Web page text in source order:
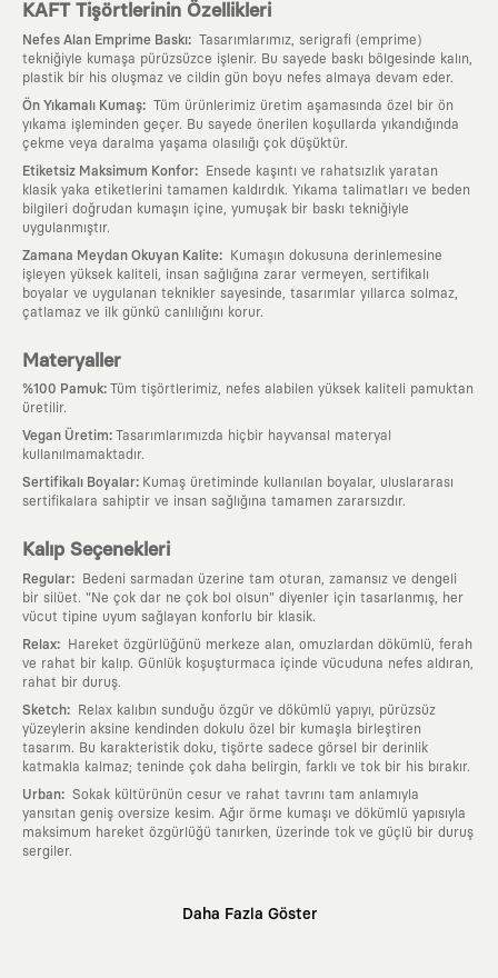
KAFT Tişörtlerinin Özellikleri
Nefes Alan Emprime Baskı: Tasarımlarımız, serigrafi (emprime)
tekniğiyle kumaşa pürüzsüzce işlenir. Bu sayede baskı bölgesinde kalın,
plastik bir his oluşmaz ve cildin gün boyu nefes almaya devam eder.
Ön Yıkamalı Kumaş: Tüm ürünlerimiz üretim aşamasında özel bir ön
yıkama işleminden geçer. Bu sayede önerilen koşullarda yıkandığında
çekme veya daralma yaşama olasılığı çok düşüktür.
Etiketsiz Maksimum Konfor:
Ensede kaşıntı ve rahatsızlık yaratan
klasik yaka etiketlerini tamamen kaldırdık. Yıkama talimatları ve beden
bilgileri doğrudan kumaşın içine, yumuşak bir baskı tekniğiyle
uygulanmıştır.
Zamana Meydan Okuyan Kalite:
Kumaşın dokusuna derinlemesine
işleyen yüksek kaliteli, insan sağlığına zarar vermeyen, sertifikalı
boyalar ve uygulanan teknikler sayesinde, tasarımlar yıllarca solmaz,
çatlamaz ve ilk günkü canlılığını korur.
Materyaller
%100 Pamuk: Tüm tişörtlerimiz, nefes alabilen yüksek kaliteli pamuktan
üretilir.
Vegan Üretim: Tasarımlarımızda hiçbir hayvansal materyal
kullanılmamaktadır.
Sertifikalı Boyalar: Kumaş üretiminde kullanılan boyalar, uluslararası
sertifikalara sahiptir ve insan sağlığına tamamen zararsızdır.
Kalıp Seçenekleri
Regular:
Bedeni sarmadan üzerine tam oturan, zamansız ve dengeli
bir silüet. "Ne çok dar ne çok bol olsun" diyenler için tasarlanmış, her
vücut tipine uyum sağlayan konforlu bir klasik.
Relax:
Hareket özgürlüğünü merkeze alan, omuzlardan dökümlü, ferah
ve rahat bir kalıp. Günlük koşuşturmaca içinde vücuduna nefes aldıran,
rahat bir duruş.
Sketch:
Relax kalıbın sunduğu özgür ve dökümlü yapıyı, pürüzsüz
yüzeylerin aksine kendinden dokulu özel bir kumaşla birleştiren
tasarım. Bu karakteristik doku, tişörte sadece görsel bir derinlik
katmakla kalmaz; teninde çok daha belirgin, farklı ve tok bir his bırakır.
Urban: Sokak kültürünün cesur ve rahat tavrını tam anlamıyla
yansıtan geniş oversize kesim. Ağır örme kumaşı ve dökümlü yapısıyla
maksimum hareket özgürlüğü tanırken, üzerinde tok ve güçlü bir duruş
sergiler.
Daha Fazla Göster